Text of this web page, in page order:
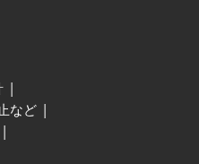
など